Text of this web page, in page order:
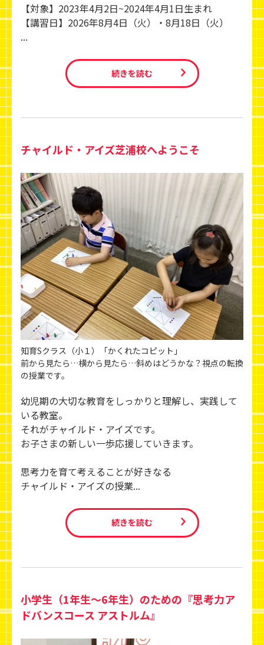
【対象】2023年4月2日~2024年4月1日生まれ
【講習日】2026年8月4日（火）・8月18日（火）
...
続きを読む
チャイルド・アイズ芝浦校へようこそ
知育Sクラス（小１）「かくれたコピット」
前から見たら…横から見たら…斜めはどうかな？視点の転換
の授業です。
幼児期の大切な教育をしっかりと理解し、実践して
いる教室。
それがチャイルド・アイズです。
お子さまの新しい一歩応援していきます。
思考力を育て考えることが好きなる
チャイルド・アイズの授業...
続きを読む
小学生（1年生～6年生）のための『思考力ア
ドバンスコース アストルム』